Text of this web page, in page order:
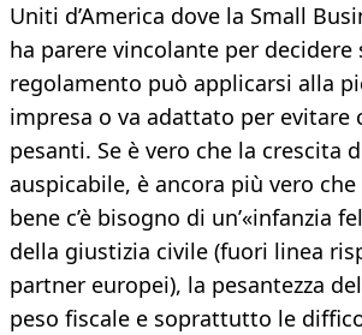
Uniti d’America dove la Small
ha parere vincolante per decidere
regolamento può applicarsi alla
impresa o va adattato per evitare
pesanti. Se è vero che la crescita
auspicabile, è ancora più vero
bene c’è bisogno di un’«infanzia
della giustizia civile (fuori linea
partner europei), la pesantezza
peso fiscale e soprattutto le